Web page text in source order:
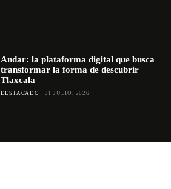
Andar: la plataforma digital que busca
transformar la forma de descubrir
Tlaxcala
DESTACADO 31 JULIO, 2026